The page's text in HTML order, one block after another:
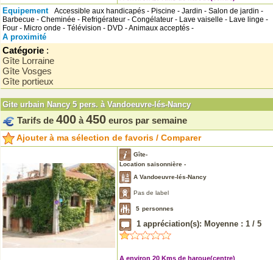
Equipement
Accessible aux handicapés - Piscine - Jardin - Salon de jardin -
Barbecue - Cheminée - Refrigérateur - Congélateur - Lave vaiselle - Lave linge -
Four - Micro onde - Télévision - DVD - Animaux acceptés -
A proximité
Catégorie :
Gîte Lorraine
Gîte Vosges
Gîte portieux
Gite urbain Nancy 5 pers. à Vandoeuvre-lés-Nancy
Tarifs de 400 à 450 euros par semaine
Ajouter à ma sélection de favoris / Comparer
Gîte-
Location saisonnière -
A Vandoeuvre-lés-Nancy
Pas de label
5 personnes
1 appréciation(s): Moyenne : 1 / 5
A environ 20 Kms de haroue(centre)